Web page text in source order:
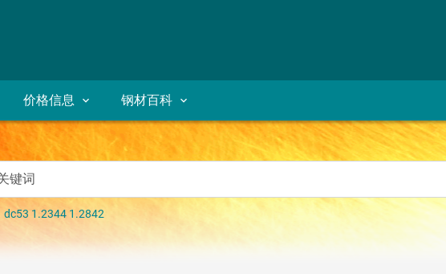
价格信息 钢材百科
dc53 1.2344 1.2842